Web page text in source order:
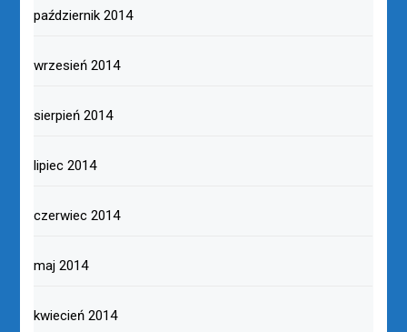
październik 2014
wrzesień 2014
sierpień 2014
lipiec 2014
czerwiec 2014
maj 2014
kwiecień 2014